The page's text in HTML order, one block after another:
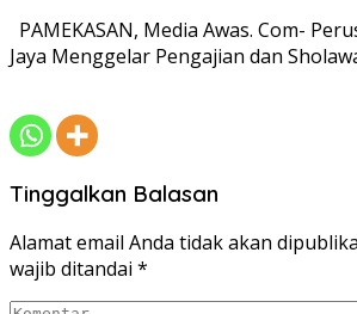
PAMEKASAN, Media Awas. Com-
Jaya Menggelar Pengajian dan
Tinggalkan Balasan
Alamat email Anda tidak akan
wajib ditandai *